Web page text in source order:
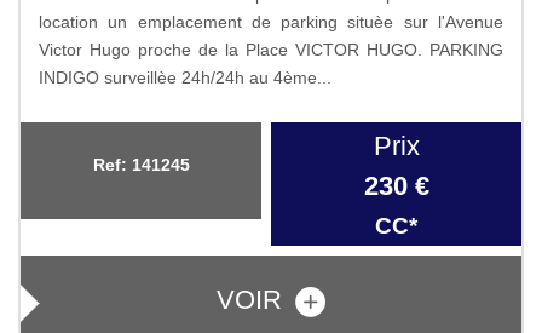
location un emplacement de parking situèe sur l'Avenue
Victor Hugo proche de la Place VICTOR HUGO. PARKING
INDIGO surveillèe 24h/24h au 4ème...
Ref: 141245
Prix
230 €
CC*
VOIR